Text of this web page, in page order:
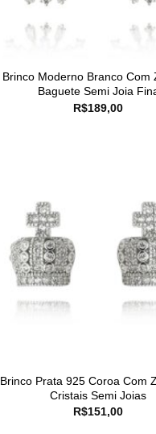
Brinco Moderno Branco Com
Baguete Semi Joia
R$189,00
Brinco Prata 925 Coroa Com
Cristais Semi Joias
R$151,00